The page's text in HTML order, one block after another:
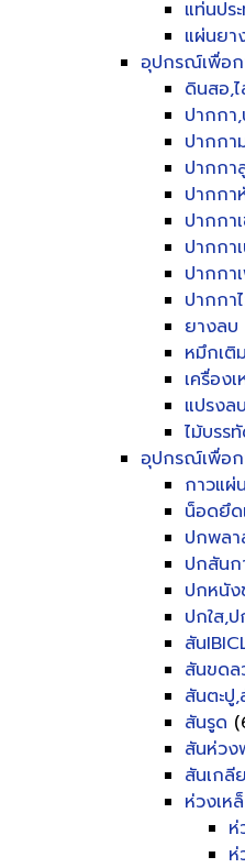
แท่นปร
แผ่นยา
อุปกรณ์เพื่อก
ดินสอ,
ปากกา
ปากกา
ปากกา
ปากกา
ปากกา
ปากกา
ปากกา
ปากกา
ยางลบ
หมึกเติ
เครื่อง
แปรงล
ไม้บรร
อุปกรณ์เพื่อก
กาวแผ่น
น็อดยึ
ปกพลา
ปกสันก
ปกหนัง
ปกใส,
สัน
สันขดล
สันตะปู
สันรูด
สันห่ว
สันเกลี
ห่วงเห
ห่
ห่